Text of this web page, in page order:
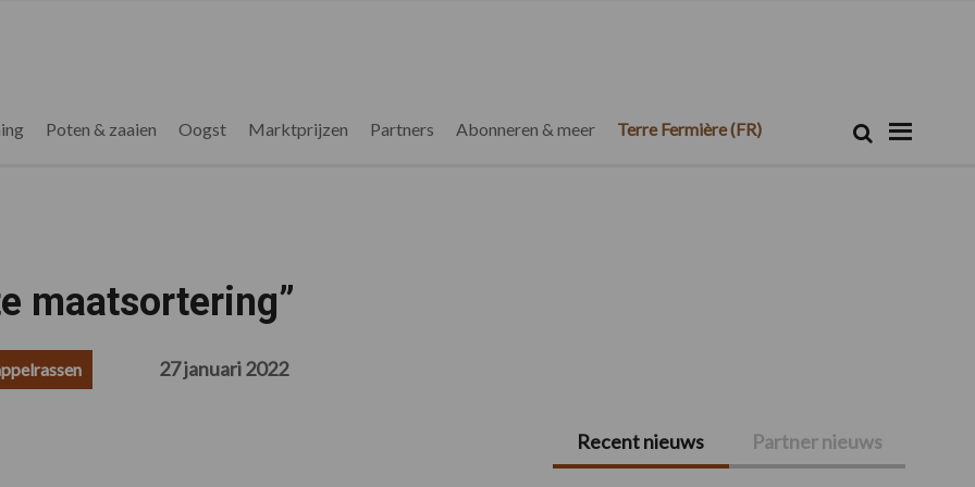
Poten & zaaien Oogst Marktprijzen Partners Abonneren & meer Terre Fermière (FR) Zoek
maatsortering”
27 januari 2022
Primaire
Recent nieuws Partner nieuws